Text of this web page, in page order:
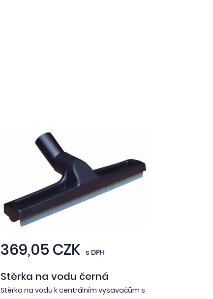
369,05 CZK s DPH
Stěrka na vodu černá
Stěrka na vodu k centrálním vysavačům s